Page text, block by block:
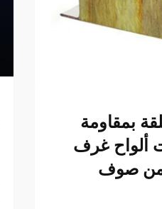
بمقاومة
ألواح غرف
من صوف